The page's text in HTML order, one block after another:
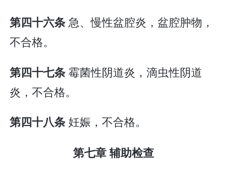
第四十六条急、慢性盆腔炎，盆腔肿物，
不合格。
第四十七条霉菌性阴道炎，滴虫性阴道
炎，不合格。
第四十八条妊娠，不合格。
第七章 辅助检查